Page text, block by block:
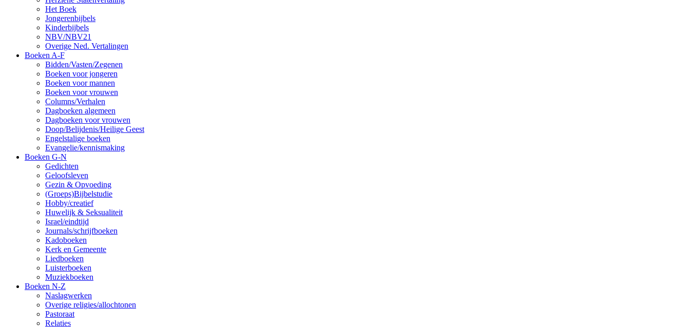
Het Boek
Jongerenbijbels
Kinderbijbels
NBV/NBV21
Overige Ned. Vertalingen
Boeken A-F
Bidden/Vasten/Zegenen
Boeken voor jongeren
Boeken voor mannen
Boeken voor vrouwen
Columns/Verhalen
Dagboeken algemeen
Dagboeken voor vrouwen
Doop/Belijdenis/Heilige Geest
Engelstalige boeken
Evangelie/kennismaking
Boeken G-N
Gedichten
Geloofsleven
Gezin & Opvoeding
(Groeps)Bijbelstudie
Hobby/creatief
Huwelijk & Seksualiteit
Israel/eindtijd
Journals/schrijfboeken
Kadoboeken
Kerk en Gemeente
Liedboeken
Luisterboeken
Muziekboeken
Boeken N-Z
Naslagwerken
Overige religies/allochtonen
Pastoraat
Relaties